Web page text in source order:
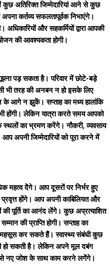
कुछ अतिरिक्त जिम्मेदारियां आने से कुछ
कर्तव्य सफलतापूर्वक निभाएंगे।
और सहकर्मियों द्वारा आपकी
की आवश्यकता होगी।
पड़ सकता है। परिवार में छोटे-बड़े
तरह की अनबन न हो इसके लिए
के आगे न झुकें। सप्ताह का मध्य हालांकि
होंगी। लेकिन यात्रा करते समय आपको
स्थलों का भ्रमण करेंगे। नौकरी, व्यवसाय
अपनी जिम्मेदारियों को पूरा करने में
महत्व देंगे। आप दूसरों पर निर्भर हुए
प्रवृत्त होंगे। आप अपनी काबिलियत और
की पूर्ति का आनंद लेंगे। कुछ अप्रत्याशित
की प्राप्ति होगी। सप्ताह का
महसूस कर सकते हैं। स्वास्थ्य संबंधी कुछ
हो सकती है। लेकिन अपने मूल दबंग
से नए जोश के साथ काम करने लगेंगे।